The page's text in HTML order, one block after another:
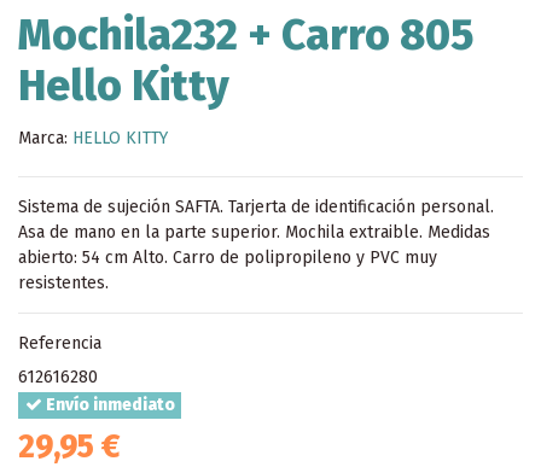
Mochila232 + Carro 805
Hello Kitty
Marca: HELLO KITTY
Sistema de sujeción SAFTA. Tarjerta de identificación personal.
Asa de mano en la parte superior. Mochila extraible. Medidas
abierto: 54 cm Alto. Carro de polipropileno y PVC muy
resistentes.
Referencia
612616280
Envío inmediato
29,95 €